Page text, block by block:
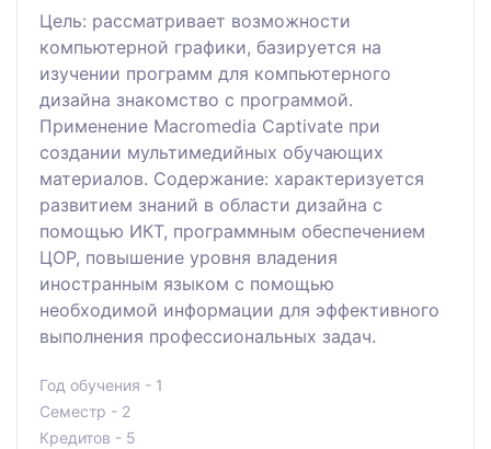
Цель: рассматривает возможности
компьютерной графики, базируется на
изучении программ для компьютерного
дизайна знакомство с программой.
Применение Macromedia Captivate при
создании мультимедийных обучающих
материалов. Содержание: характеризуется
развитием знаний в области дизайна с
помощью ИКТ, программным обеспечением
ЦОР, повышение уровня владения
иностранным языком с помощью
необходимой информации для эффективного
выполнения профессиональных задач.
Год обучения - 1
Семестр - 2
Кредитов - 5